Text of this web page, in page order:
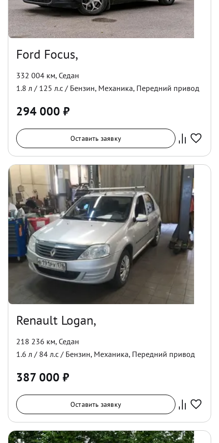
Ford Focus,
332 004 км, Седан
1.8 л / 125 л.с / Бензин, Механика, Передний привод
294 000 ₽
Оставить заявку
Renault Logan,
218 236 км, Седан
1.6 л / 84 л.с / Бензин, Механика, Передний привод
387 000 ₽
Оставить заявку